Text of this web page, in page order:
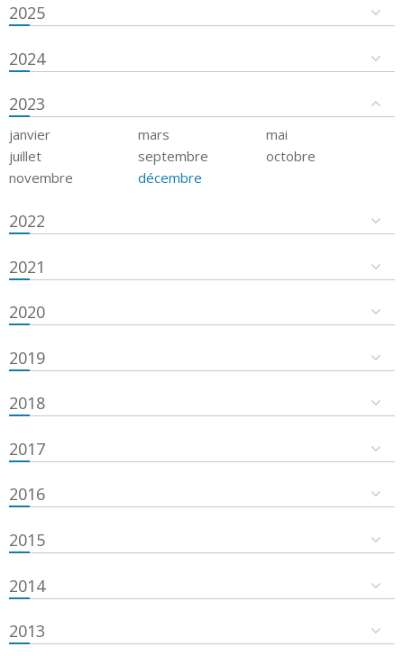
2025
2024
2023
janvier mars
mai
juillet
septembre
octobre
novembre
décembre
2022
2021
2020
2019
2018
2017
2016
2015
2014
2013